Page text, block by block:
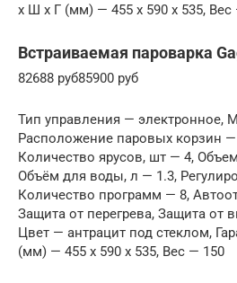
x Ш x Г (мм) — 455 x 590 x 535, Вес
Встраиваемая пароварка
82688 руб85900 руб
Тип управления — электронное,
Расположение паровых корзин —
Количество ярусов, шт — 4,
Объём для воды, л — 1.3,
Количество программ — 8,
Защита от перегрева, Защита от
Цвет — антрацит под стеклом,
(мм) — 455 x 590 x 535, Вес — 150